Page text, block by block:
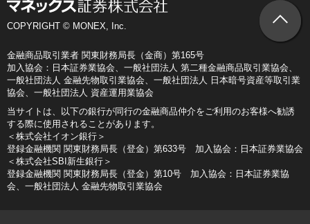
COPYRIGHT © MONEX, Inc.
金融商品取引業者 関東財務局長（金商）第165号
加入協会：日本証券業協会、一般社団法人 第二種金融商品取引業協会、
一般社団法人 金融先物取引業協会、一般社団法人 日本暗号資産等取引業
協会、一般社団法人 資産運用業協会
当サイトは、以下の銀行が同行の金融商品仲介をご利用のお客様へ勧誘
する際に使用されることがあります。
＜株式会社イオン銀行＞
登録金融機関 関東財務局長（登金）第633号 加入協会：日本証券業協会
＜株式会社SBI新生銀行＞
登録金融機関 関東財務局長（登金）第10号 加入協会：日本証券業協
会、一般社団法人 金融先物取引業協会